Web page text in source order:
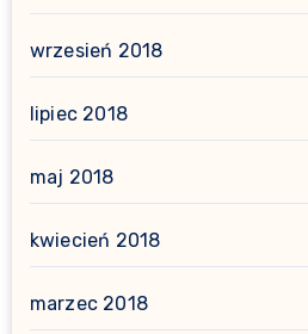
wrzesień 2018
lipiec 2018
maj 2018
kwiecień 2018
marzec 2018